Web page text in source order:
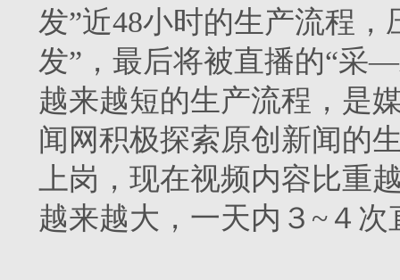
发”近48小时的生产流程
发”，最后将被直播的“采
越来越短的生产流程，是
闻网积极探索原创新闻的
上岗，现在视频内容比重
越来越大，一天内３~４